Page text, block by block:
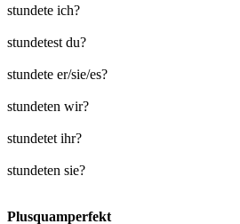
stundete ich?
stundetest du?
stundete er/sie/es?
stundeten wir?
stundetet ihr?
stundeten sie?
Plusquamperfekt